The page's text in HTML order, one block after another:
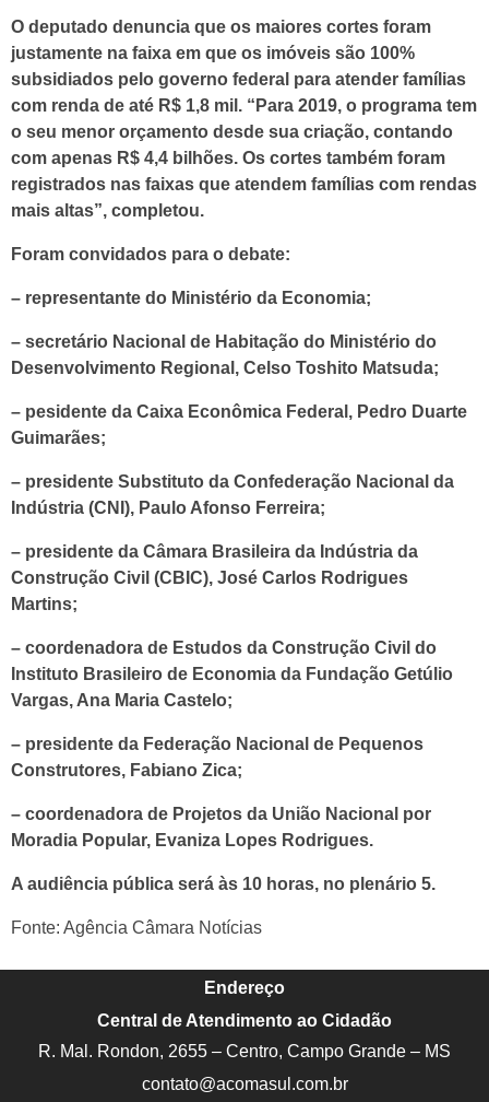
O deputado denuncia que os maiores cortes foram
justamente na faixa em que os imóveis são 100%
subsidiados pelo governo federal para atender famílias
com renda de até R$ 1,8 mil. “Para 2019, o programa tem
o seu menor orçamento desde sua criação, contando
com apenas R$ 4,4 bilhões. Os cortes também foram
registrados nas faixas que atendem famílias com rendas
mais altas”, completou.
Foram convidados para o debate:
– representante do Ministério da Economia;
– secretário Nacional de Habitação do Ministério do
Desenvolvimento Regional, Celso Toshito Matsuda;
– pesidente da Caixa Econômica Federal, Pedro Duarte
Guimarães;
– presidente Substituto da Confederação Nacional da
Indústria (CNI), Paulo Afonso Ferreira;
– presidente da Câmara Brasileira da Indústria da
Construção Civil (CBIC), José Carlos Rodrigues
Martins;
– coordenadora de Estudos da Construção Civil do
Instituto Brasileiro de Economia da Fundação Getúlio
Vargas, Ana Maria Castelo;
– presidente da Federação Nacional de Pequenos
Construtores, Fabiano Zica;
– coordenadora de Projetos da União Nacional por
Moradia Popular, Evaniza Lopes Rodrigues.
A audiência pública será às 10 horas, no plenário 5.
Fonte: Agência Câmara Notícias
Endereço
Central de Atendimento ao Cidadão
R. Mal. Rondon, 2655 – Centro, Campo Grande – MS
contato@acomasul.com.br